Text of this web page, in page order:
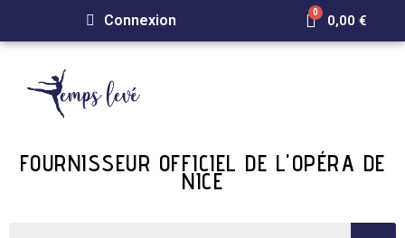
Connexion 0,00 €
FOURNISSEUR OFFICIEL DE L'OPÉRA DE
NICE